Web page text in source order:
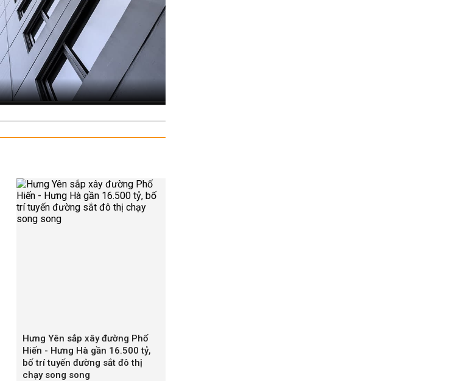
Hưng Yên sắp xây đường Phố
Hiến - Hưng Hà gần 16.500 tỷ,
bố trí tuyến đường sắt đô thị
chạy song song